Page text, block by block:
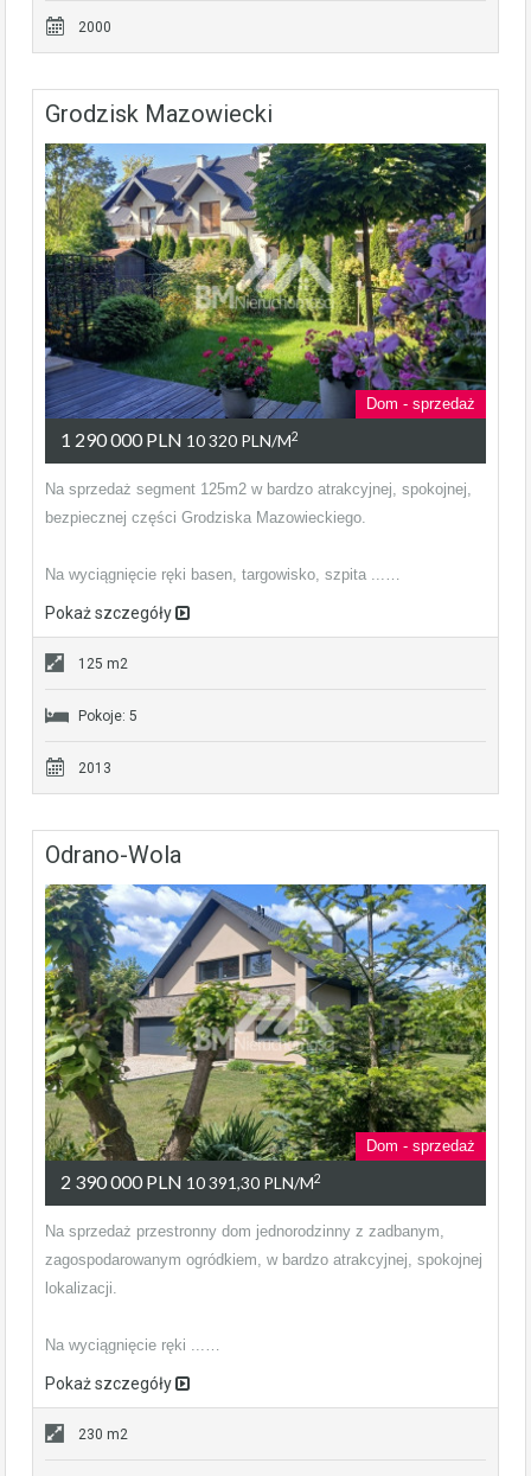
2000
Grodzisk Mazowiecki
Dom - sprzedaż
1 290 000 PLN 10 320 PLN/m2
Na sprzedaż segment 125m2 w bardzo atrakcyjnej, spokojnej,
bezpiecznej części Grodziska Mazowieckiego.
Na wyciągnięcie ręki basen, targowisko, szpita ...…
Pokaż szczegóły
125 m2
Pokoje: 5
2013
Odrano-Wola
Dom - sprzedaż
2 390 000 PLN 10 391,30 PLN/m2
Na sprzedaż przestronny dom jednorodzinny z zadbanym,
zagospodarowanym ogródkiem, w bardzo atrakcyjnej, spokojnej
lokalizacji.
Na wyciągnięcie ręki ...…
Pokaż szczegóły
230 m2